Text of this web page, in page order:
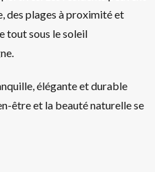
des plages à proximité et
tout sous le soleil
élégante et durable
être et la beauté naturelle se